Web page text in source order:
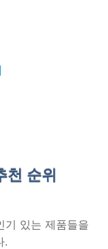
천 순위
기 있는 제품들을
.